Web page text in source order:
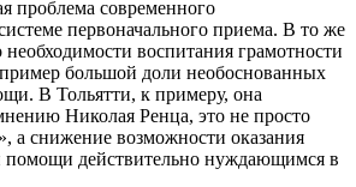
проблема современного
первоначального приема. В то же
воспитания грамотности
большой доли необоснованных
В Тольятти, к примеру, она
Николая Ренца, это не просто
а снижение возможности оказания
помощи действительно нуждающимся в